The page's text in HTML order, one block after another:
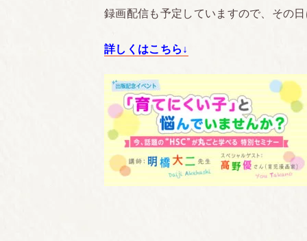
録画配信も予定していますので、その
詳しくはこちら↓